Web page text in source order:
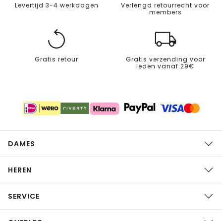
Levertijd 3-4 werkdagen
Verlengd retourrecht voor
members
Gratis retour
Gratis verzending voor
leden vanaf 29€
DAMES
HEREN
SERVICE